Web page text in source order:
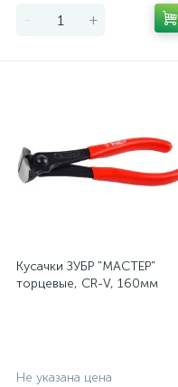
- +
Кусачки ЗУБР "МАСТЕР"
торцевые, CR-V, 160мм
Не указана цена